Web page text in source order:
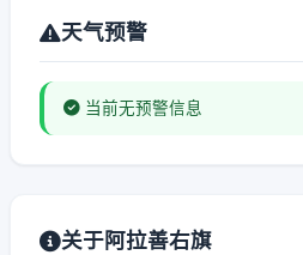
天气预警
当前无预警信息
关于阿拉善右旗